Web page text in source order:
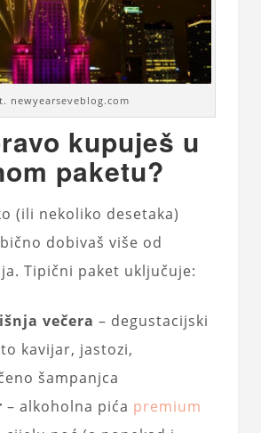
newyearseveblog.com
kupuješ u
paketu?
(ili nekoliko desetaka)
dobivaš više od
Tipični paket uključuje:
večera – degustacijski
kavijar, jastozi,
šampanjca
– alkoholna pića premium